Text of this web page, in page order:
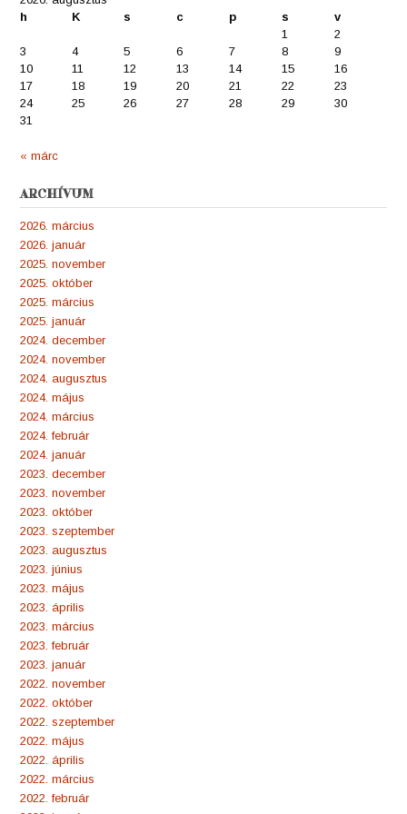
h
K s c p s
v
1
2
3
4 5 6 7 8
9
10
11 12 13 14 15
16
17
18 19 20 21 22
23
24
25 26 27 28 29
30
31
« márc
ARCHÍVUM
2026. március
2026. január
2025. november
2025. október
2025. március
2025. január
2024. december
2024. november
2024. augusztus
2024. május
2024. március
2024. február
2024. január
2023. december
2023. november
2023. október
2023. szeptember
2023. augusztus
2023. június
2023. május
2023. április
2023. március
2023. február
2023. január
2022. november
2022. október
2022. szeptember
2022. május
2022. április
2022. március
2022. február